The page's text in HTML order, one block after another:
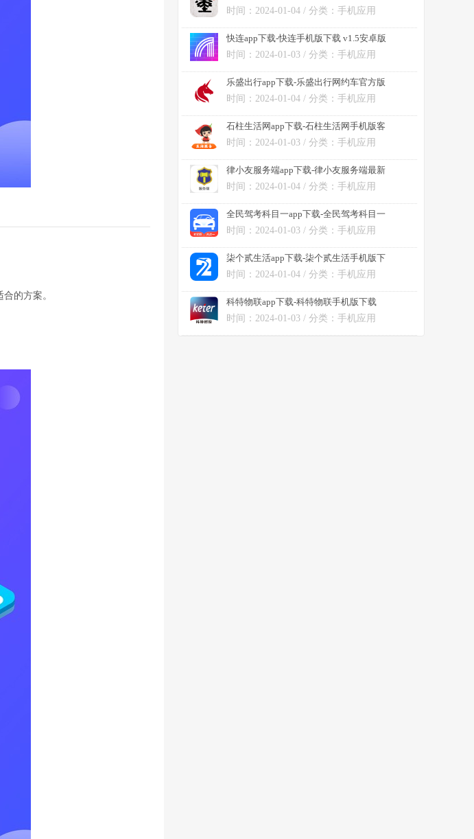
的方案。
v9.0.9安卓版
时间：2024-01-04 / 分类：手机应用
快连app下载-快连手机版下载 v1.5安卓版
时间：2024-01-03 / 分类：手机应用
乐盛出行app下载-乐盛出行网约车官方版
下载 v1.2.2安卓版
时间：2024-01-04 / 分类：手机应用
石柱生活网app下载-石柱生活网手机版客
户端下载 v5.0.5安卓版
时间：2024-01-03 / 分类：手机应用
律小友服务端app下载-律小友服务端最新
版下载 v1.1.0安卓版
时间：2024-01-04 / 分类：手机应用
全民驾考科目一app下载-全民驾考科目一
安卓版下载 v1.61
时间：2024-01-03 / 分类：手机应用
柒个贰生活app下载-柒个贰生活手机版下
载 v2.69安卓版
时间：2024-01-04 / 分类：手机应用
科特物联app下载-科特物联手机版下载
v2.2.38安卓版
时间：2024-01-03 / 分类：手机应用